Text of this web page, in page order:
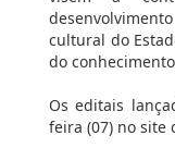
cultural do
do
Os editais
feira (07) no site